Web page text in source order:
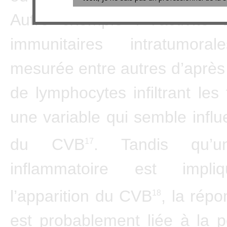
Autre exemple : l’activité
immunitaires
mesurée entre autres
de lymphocytes infiltrant les
une variable qui semble
du CVB 17 . Tandis
inflammatoire est
l’apparition du CVB 18 , la
est probablement liée à la